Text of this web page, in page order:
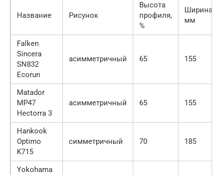
Название Рисунок
Высота
профиля,
%
Ширина,
мм
Falken
Sincera
SN832
Ecorun
асимметричный 65 155
Matador
MP47
Hectorra 3
асимметричный 65 155
Hankook
Optimo
K715
симметричный 70 185
Yokohama